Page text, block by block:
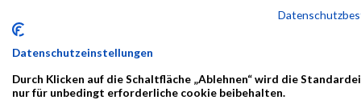
2025
männlich
--
B2Run Bremen
5952 Patrick Flieger 0000 GER --
Datenschutzeinstellungen
Durch Klicken auf die Schaltfläche „Ablehnen“ wird die
nur für unbedingt erforderliche cookie beibehalten.